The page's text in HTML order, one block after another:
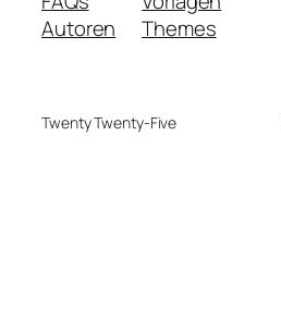
Autoren
Themes
Twenty Twenty-Five